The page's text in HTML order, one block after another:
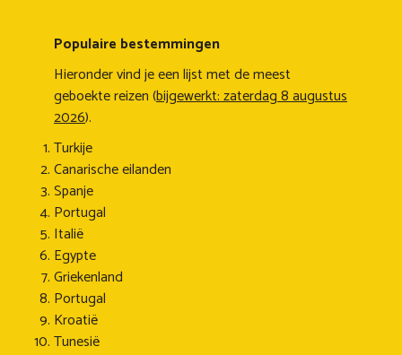
Populaire bestemmingen
Hieronder vind je een lijst met de meest
geboekte reizen (bijgewerkt: zaterdag 8 augustus
2026).
Turkije
Canarische eilanden
Spanje
Portugal
Italië
Egypte
Griekenland
Portugal
Kroatië
Tunesië